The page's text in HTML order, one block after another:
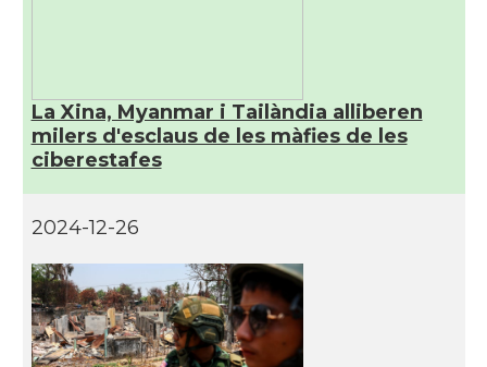
La Xina, Myanmar i Tailàndia alliberen
milers d'esclaus de les màfies de les
ciberestafes
2024-12-26